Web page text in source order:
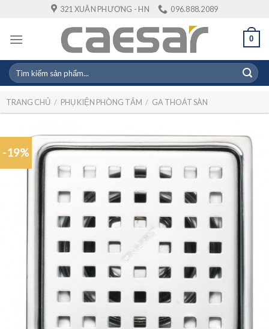
content
321 XUÂN PHƯƠNG - HN 096.888.2089
0
Tìm
kiếm:
TRANG CHỦ / PHỤ KIỆN PHÒNG TẮM / GA THOÁT SÀN
-19%